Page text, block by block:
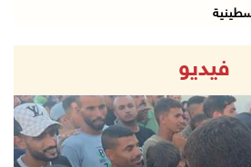
طلبات منح البكا ...
فيديو